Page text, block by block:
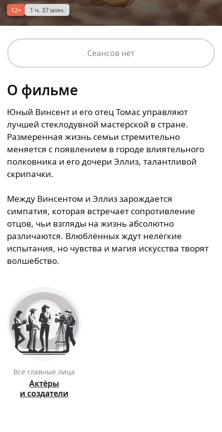
12+ 1 ч. 37 мин.
Сеансов нет
О фильме
Юный Винсент и его отец Томас управляют
лучшей стеклодувной мастерской в стране.
Размеренная жизнь семьи стремительно
меняется с появлением в городе влиятельного
полковника и его дочери Эллиз, талантливой
скрипачки.
Между Винсентом и Эллиз зарождается
симпатия, которая встречает сопротивление
отцов, чьи взгляды на жизнь абсолютно
различаются. Влюблённых ждут нелёгкие
испытания, но чувства и магия искусства творят
волшебство.
Все главные лица
Актёры
и создатели